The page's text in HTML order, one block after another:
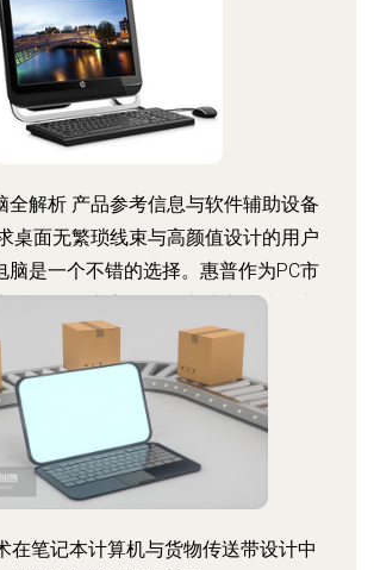
全解析 产品参考信息与软件辅助设备
桌面无繁琐线束与高颜值设计的用户
脑是一个不错的选择。惠普作为PC市
一，拥有丰富的一体电脑产品线。本
参穿的核心点，帮助我们获取首选设
考」与关键软件及辅助设备的搭配要
点型号基本分析 先了解当下的几款关
合于不同平衡计算的hp Pavilion（高
些近期线上风格为思简洁但重量）。
是拥有大内存及最新雷克电池配的前
影式起可以hp all （
在笔记本计算机与货物传送带设计中